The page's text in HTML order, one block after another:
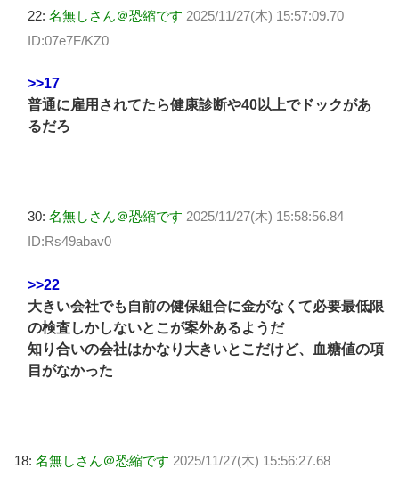
22: 名無しさん＠恐縮です 2025/11/27(木) 15:57:09.70
ID:07e7F/KZ0
>>17
普通に雇用されてたら健康診断や40以上でドックがあ
るだろ
30: 名無しさん＠恐縮です 2025/11/27(木) 15:58:56.84
ID:Rs49abav0
>>22
大きい会社でも自前の健保組合に金がなくて必要最低限
の検査しかしないとこが案外あるようだ
知り合いの会社はかなり大きいとこだけど、血糖値の項
目がなかった
18: 名無しさん＠恐縮です 2025/11/27(木) 15:56:27.68